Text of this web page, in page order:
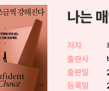
나는
저자
출판사
출판일
등록일